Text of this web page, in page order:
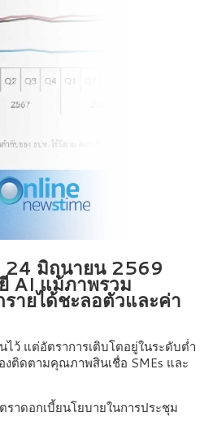
24 มิถุนายน 2569
AI แม้ภาพรวม
รายได้ชะลอตัวและค่า
ว้ แต่อัตราการเติบโตอยู่ในระดับต่ำ
ติดตามคุณภาพสินเชื่อ SMEs และ
าดอกเบี้ยนโยบายในการประชุม